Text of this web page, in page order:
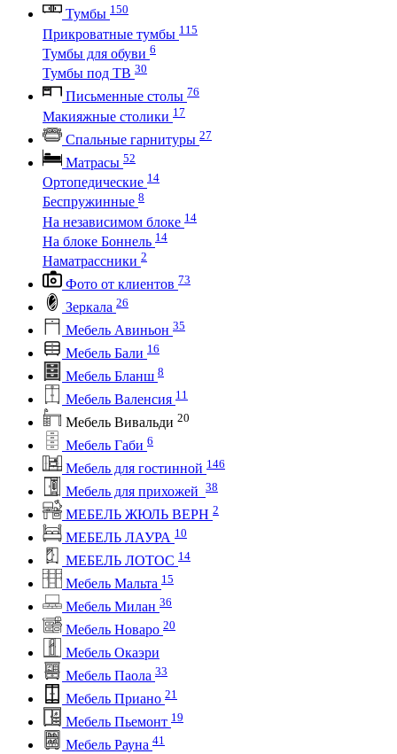
Тумбы 150
Прикроватные тумбы 115
Тумбы для обуви 6
Тумбы под ТВ 30
Письменные столы 76
Макияжные столики 17
Спальные гарнитуры 27
Матрасы 52
Ортопедические 14
Беспружинные 8
На независимом блоке 14
На блоке Боннель 14
Наматрассники 2
Фото от клиентов 73
Зеркала 26
Мебель Авиньон 35
Мебель Бали 16
Мебель Бланш 8
Мебель Валенсия 11
Мебель Вивальди 20
Мебель Габи 6
Мебель для гостинной 146
Мебель для прихожей 38
МЕБЕЛЬ ЖЮЛЬ ВЕРН 2
МЕБЕЛЬ ЛАУРА 10
МЕБЕЛЬ ЛОТОС 14
Мебель Мальта 15
Мебель Милан 36
Мебель Новаро 20
Мебель Окаэри
Мебель Паола 33
Мебель Приано 21
Мебель Пьемонт 19
Мебель Рауна 41